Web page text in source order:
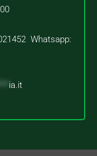
Whatsapp:
ia.it